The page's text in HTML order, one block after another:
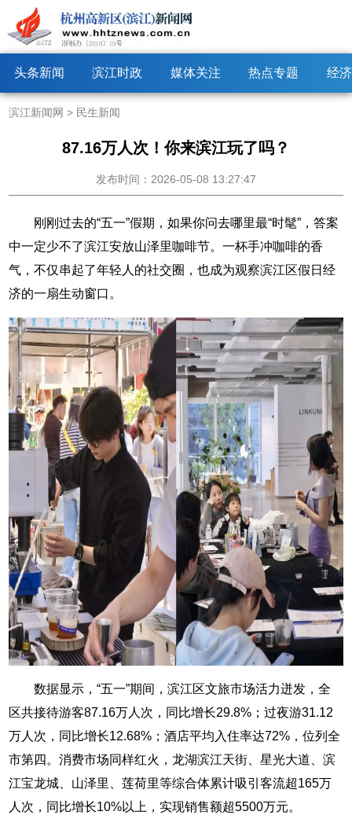
头条新闻 滨江时政 媒体关注 热点专题 经
滨江新闻网 > 民生新闻
87.16万人次！你来滨江玩了吗？
发布时间：2026-05-08 13:27:47
刚刚过去的“五一”假期，如果你问去哪里最“时髦”，答案
中一定少不了滨江安放山泽里咖啡节。一杯手冲咖啡的香
气，不仅串起了年轻人的社交圈，也成为观察滨江区假日经
济的一扇生动窗口。
数据显示，“五一”期间，滨江区文旅市场活力迸发，全
区共接待游客87.16万人次，同比增长29.8%；过夜游31.12
万人次，同比增长12.68%；酒店平均入住率达72%，位列全
市第四。消费市场同样红火，龙湖滨江天街、星光大道、滨
江宝龙城、山泽里、莲荷里等综合体累计吸引客流超165万
人次，同比增长10%以上，实现销售额超5500万元。